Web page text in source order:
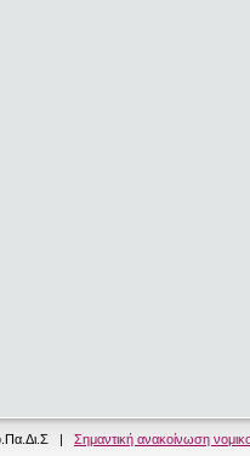
| Σημαντική ανακοίνωση